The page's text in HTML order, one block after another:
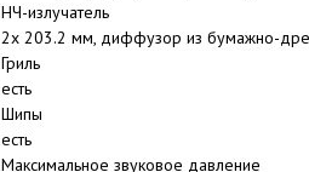
НЧ-излучатель
2x 203.2 мм, диффузор из бумажно-
Гриль
есть
Шипы
есть
Максимальное звуковое давление